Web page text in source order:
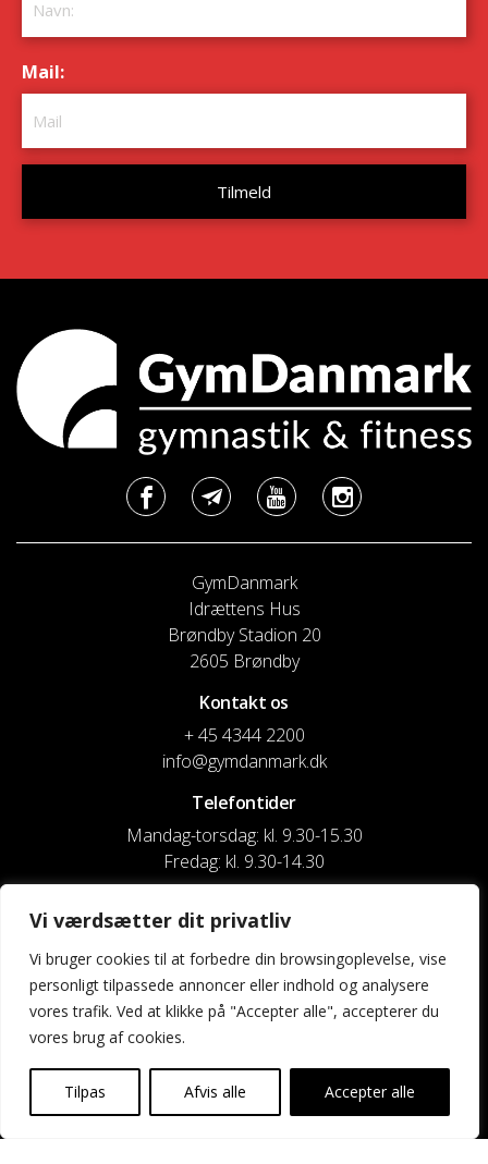
Vi værdsætter dit privatliv
Vi bruger cookies til at forbedre din browsingoplevelse, vise
personligt tilpassede annoncer eller indhold og analysere
vores trafik. Ved at klikke på "Accepter alle", accepterer du
vores brug af cookies.
Tilpas Afvis alle Accepter alle
Mail:
GymDanmark
Idrættens Hus
Brøndby Stadion 20
2605 Brøndby
Kontakt os
+ 45 4344 2200
info@gymdanmark.dk
Telefontider
Mandag-torsdag: kl. 9.30-15.30
Fredag: kl. 9.30-14.30
CVR nr. 20916818
Reg. & Kontonr.: 4180 3119119022
Privatlivspolitik og cookies
Kontakt os
Kalender